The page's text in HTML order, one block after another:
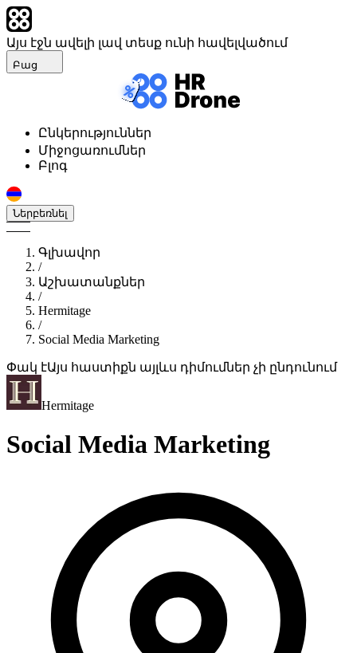
Այս էջն ավելի լավ տեսք ունի հավելվածում
Բաց
Ընկերություններ
Միջոցառումներ
Բլոգ
Ներբեռնել
Գլխավոր
/
Աշխատանքներ
/
Hermitage
/
Social Media Marketing
Փակ էԱյս հաստիքն այլևս դիմումներ չի ընդունում
Hermitage
Social Media Marketing